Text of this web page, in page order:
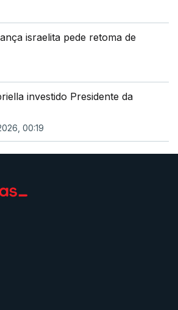
israelita pede retoma de
investido Presidente da
00:19